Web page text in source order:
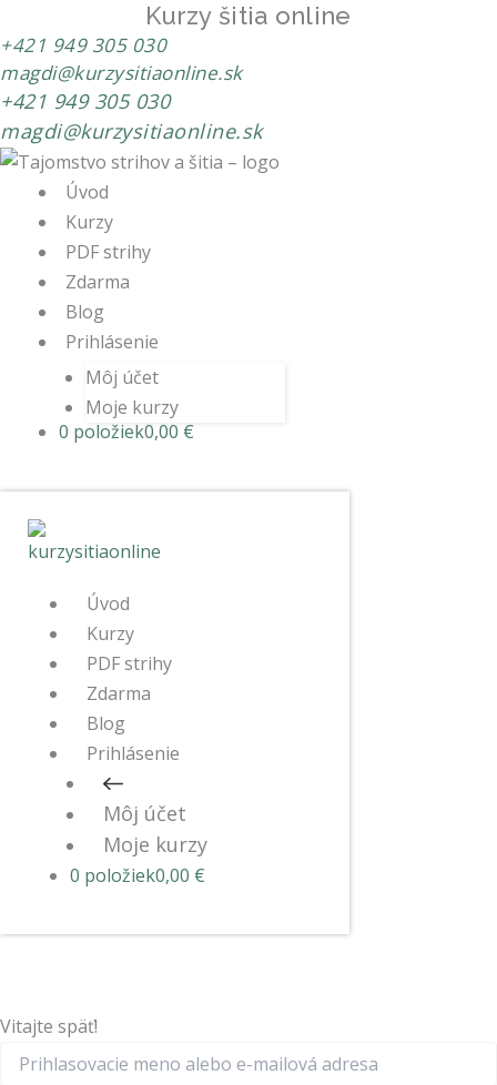
Kurzy šitia online
+421 949 305 030
magdi@kurzysitiaonline.sk
+421 949 305 030
magdi@kurzysitiaonline.sk
Úvod
Kurzy
PDF strihy
Zdarma
Blog
Prihlásenie
Môj účet
Moje kurzy
0 položiek0,00 €
Úvod
Kurzy
PDF strihy
Zdarma
Blog
Prihlásenie
Môj účet
Moje kurzy
0 položiek0,00 €
Vitajte späť!